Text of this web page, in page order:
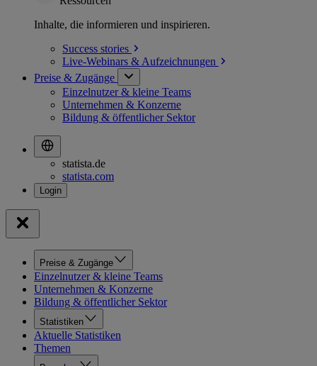
Inhalte, die informieren und inspirieren.
Success stories
Live-Webinars & Aufzeichnungen
Preise & Zugänge
Einzelnutzer & kleine Teams
Unternehmen & Konzerne
Bildung & öffentlicher Sektor
statista.de
statista.com
Preise & Zugänge
Einzelnutzer & kleine Teams
Unternehmen & Konzerne
Bildung & öffentlicher Sektor
Statistiken
Aktuelle Statistiken
Themen